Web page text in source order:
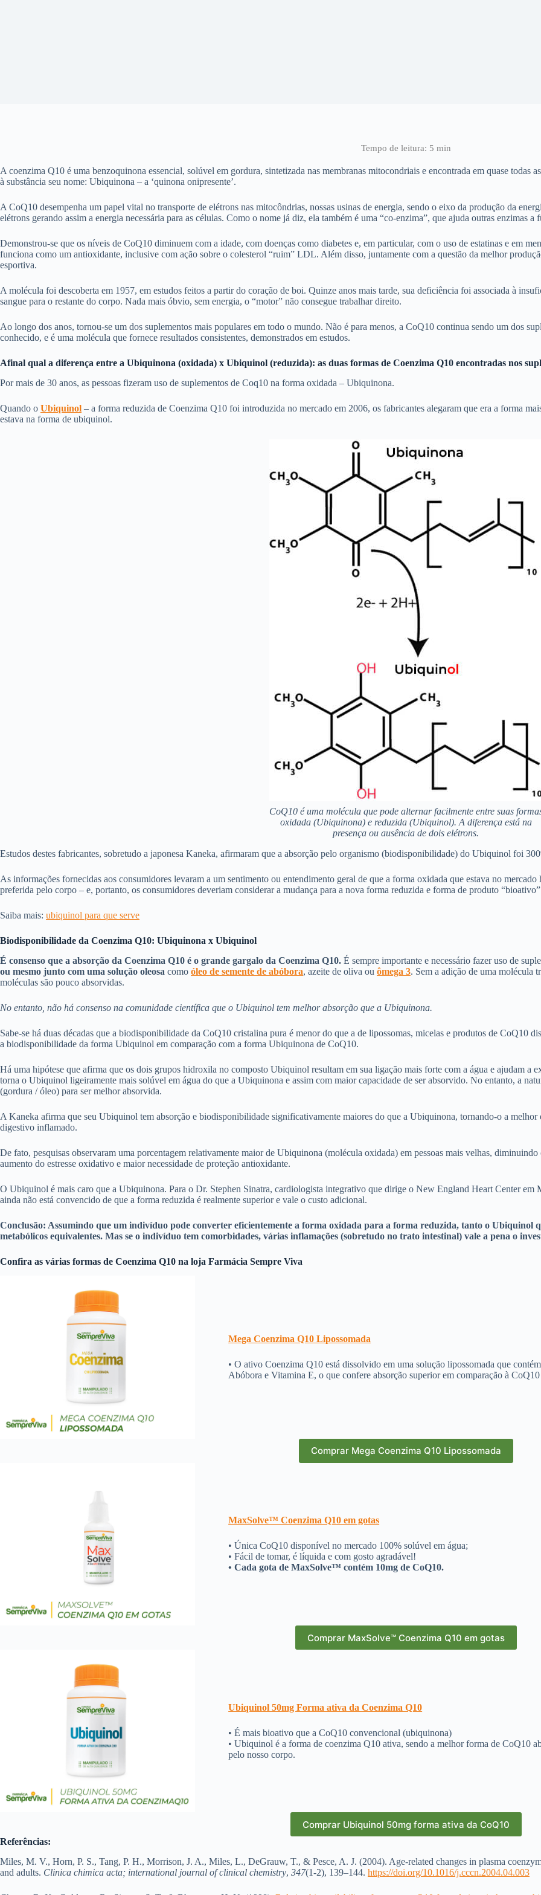
A coenzima Q10 é uma benzoquinona essencial, solúvel em gordura, sintetizada nas membranas mitocondriais e encontrada em quase todas
à substância seu nome: Ubiquinona – a ‘quinona onipresente’.
A CoQ10 desempenha um papel vital no transporte de elétrons nas mitocôndrias, nossas usinas de energia, sendo o eixo da produção da
elétrons gerando assim a energia necessária para as células. Como o nome já diz, ela também é uma “co-enzima”, que ajuda outras enzimas a
Demonstrou-se que os níveis de CoQ10 diminuem com a idade, com doenças como diabetes e, em particular, com o uso de estatinas e em
funciona como um antioxidante, inclusive com ação sobre o colesterol “ruim” LDL. Além disso, juntamente com a questão da melhor
esportiva.
A molécula foi descoberta em 1957, em estudos feitos a partir do coração de boi. Quinze anos mais tarde, sua deficiência foi associada à
sangue para o restante do corpo. Nada mais óbvio, sem energia, o “motor” não consegue trabalhar direito.
Ao longo dos anos, tornou-se um dos suplementos mais populares em todo o mundo. Não é para menos, a CoQ10 continua sendo um dos
conhecido, e é uma molécula que fornece resultados consistentes, demonstrados em estudos.
Afinal qual a diferença entre a Ubiquinona (oxidada) x Ubiquinol (reduzida): as duas formas de Coenzima Q10 encontradas nos
Por mais de 30 anos, as pessoas fizeram uso de suplementos de Coq10 na forma oxidada – Ubiquinona.
Quando o Ubiquinol – a forma reduzida de Coenzima Q10 foi introduzida no mercado em 2006, os fabricantes alegaram que era a forma
estava na forma de ubiquinol.
CoQ10 é uma molécula que pode alternar facilmente entre suas
oxidada (Ubiquinona) e reduzida (Ubiquinol). A diferença está na
presença ou ausência de dois elétrons.
Estudos destes fabricantes, sobretudo a japonesa Kaneka, afirmaram que a absorção pelo organismo (biodisponibilidade) do Ubiquinol foi
As informações fornecidas aos consumidores levaram a um sentimento ou entendimento geral de que a forma oxidada que estava no
preferida pelo corpo – e, portanto, os consumidores deveriam considerar a mudança para a nova forma reduzida e forma de produto
Saiba mais: ubiquinol para que serve
Biodisponibilidade da Coenzima Q10: Ubiquinona x Ubiquinol
É consenso que a absorção da Coenzima Q10 é o grande gargalo da Coenzima Q10. É sempre importante e necessário fazer uso de
ou mesmo junto com uma solução oleosa como óleo de semente de abóbora, azeite de oliva ou ômega 3. Sem a adição de uma molécula
moléculas são pouco absorvidas.
No entanto, não há consenso na comunidade científica que o Ubiquinol tem melhor absorção que a Ubiquinona.
Sabe-se há duas décadas que a biodisponibilidade da CoQ10 cristalina pura é menor do que a de lipossomas, micelas e produtos de CoQ10
a biodisponibilidade da forma Ubiquinol em comparação com a forma Ubiquinona de CoQ10.
Há uma hipótese que afirma que os dois grupos hidroxila no composto Ubiquinol resultam em sua ligação mais forte com a água e ajudam
torna o Ubiquinol ligeiramente mais solúvel em água do que a Ubiquinona e assim com maior capacidade de ser absorvido. No entanto, a
(gordura / óleo) para ser melhor absorvida.
A Kaneka afirma que seu Ubiquinol tem absorção e biodisponibilidade significativamente maiores do que a Ubiquinona, tornando-o a melhor
digestivo inflamado.
De fato, pesquisas observaram uma porcentagem relativamente maior de Ubiquinona (molécula oxidada) em pessoas mais velhas,
aumento do estresse oxidativo e maior necessidade de proteção antioxidante.
O Ubiquinol é mais caro que a Ubiquinona. Para o Dr. Stephen Sinatra, cardiologista integrativo que dirige o New England Heart Center em
ainda não está convencido de que a forma reduzida é realmente superior e vale o custo adicional.
Conclusão: Assumindo que um indivíduo pode converter eficientemente a forma oxidada para a forma reduzida, tanto o Ubiquinol
metabólicos equivalentes. Mas se o indivíduo tem comorbidades, várias inflamações (sobretudo no trato intestinal) vale a pena o
Confira as várias formas de Coenzima Q10 na loja Farmácia Sempre Viva
Mega Coenzima Q10 Lipossomada
• O ativo Coenzima Q10 está dissolvido em uma solução lipossomada que
Abóbora e Vitamina E, o que confere absorção superior em comparação à
Comprar Mega Coenzima Q10 Lipossomada
MaxSolve™ Coenzima Q10 em gotas
• Única CoQ10 disponível no mercado 100% solúvel em água;
• Fácil de tomar, é líquida e com gosto agradável!
• Cada gota de MaxSolve™ contém 10mg de CoQ10.
Comprar MaxSolve™ Coenzima Q10 em gotas
Ubiquinol 50mg Forma ativa da Coenzima Q10
• É mais bioativo que a CoQ10 convencional (ubiquinona)
• Ubiquinol é a forma de coenzima Q10 ativa, sendo a melhor forma de CoQ10
pelo nosso corpo.
Comprar Ubiquinol 50mg forma ativa da CoQ10
Referências:
Miles, M. V., Horn, P. S., Tang, P. H., Morrison, J. A., Miles, L., DeGrauw, T., & Pesce, A. J. (2004). Age-related changes in plasma
and adults. Clinica chimica acta; international journal of clinical chemistry, 347(1-2), 139–144. https://doi.org/10.1016/j.cccn.2004.04.003